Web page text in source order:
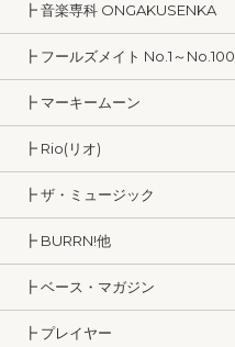
┣ 音楽専科 ONGAKUSENKA
┣ フールズメイト No.1～No.100
┣ マーキームーン
┣ Rio(リオ)
┣ ザ・ミュージック
┣ BURRN!他
┣ ベース・マガジン
┣ プレイヤー